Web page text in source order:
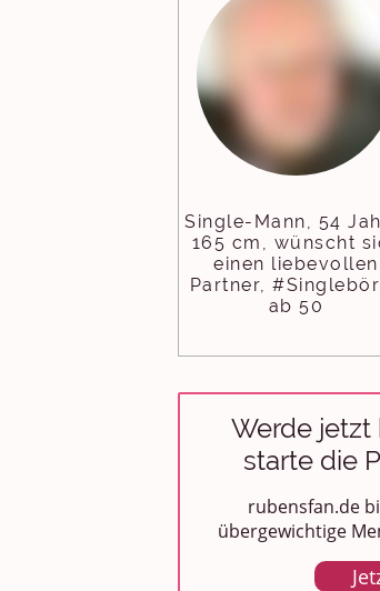
Single-Mann, 54
165 cm, wünscht
einen liebevollen
Partner,
ab 50
Werde
starte die
rubensfan.de
übergewichtige